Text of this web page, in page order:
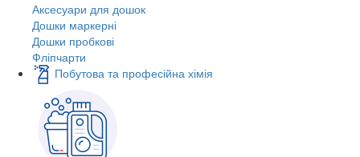
Аксесуари для дошок
Дошки маркерні
Дошки пробкові
Фліпчарти
Побутова та професійна хімія